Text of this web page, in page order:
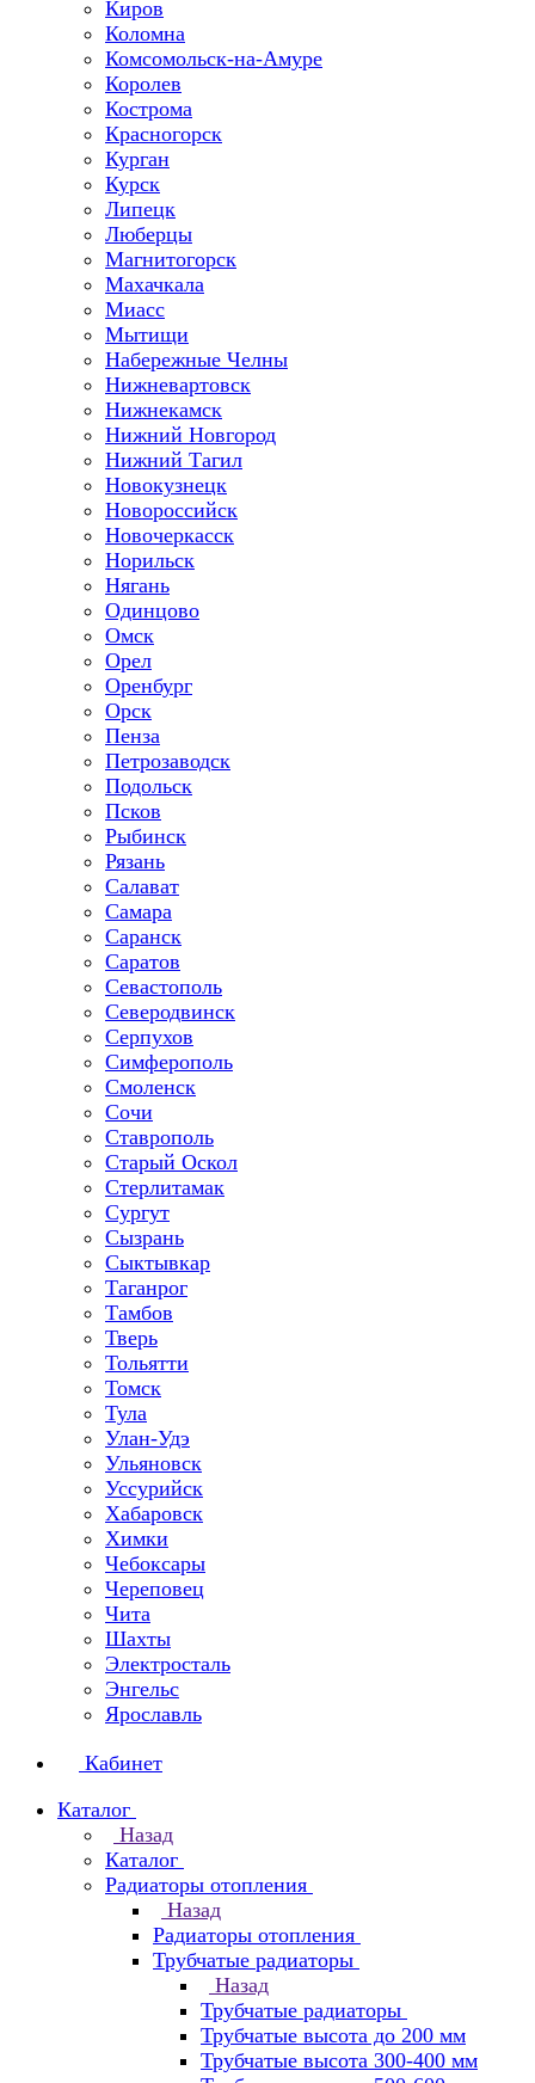
Киров
Коломна
Комсомольск-на-Амуре
Королев
Кострома
Красногорск
Курган
Курск
Липецк
Люберцы
Магнитогорск
Махачкала
Миасс
Мытищи
Набережные Челны
Нижневартовск
Нижнекамск
Нижний Новгород
Нижний Тагил
Новокузнецк
Новороссийск
Новочеркасск
Норильск
Нягань
Одинцово
Омск
Орел
Оренбург
Орск
Пенза
Петрозаводск
Подольск
Псков
Рыбинск
Рязань
Салават
Самара
Саранск
Саратов
Севастополь
Северодвинск
Серпухов
Симферополь
Смоленск
Сочи
Ставрополь
Старый Оскол
Стерлитамак
Сургут
Сызрань
Сыктывкар
Таганрог
Тамбов
Тверь
Тольятти
Томск
Тула
Улан-Удэ
Ульяновск
Уссурийск
Хабаровск
Химки
Чебоксары
Череповец
Чита
Шахты
Электросталь
Энгельс
Ярославль
Кабинет
Каталог
Назад
Каталог
Радиаторы отопления
Назад
Радиаторы отопления
Трубчатые радиаторы
Назад
Трубчатые радиаторы
Трубчатые высота до 200 мм
Трубчатые высота 300-400 мм